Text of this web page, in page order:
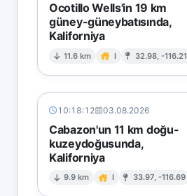
Ocotillo Wells'in 19 km
güney-güneybatısında,
Kaliforniya
11.6 km I 32.98, -116.21
10:18:12 03.08.2026
Cabazon'un 11 km doğu-
kuzeydoğusunda,
Kaliforniya
9.9 km I 33.97, -116.69